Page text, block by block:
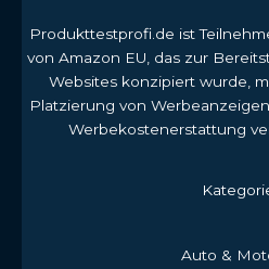
Produkttestprofi.de ist
von Amazon EU, das zur
Websites konzipiert wurde,
Platzierung von
Werbekostenerstattung
Auto &